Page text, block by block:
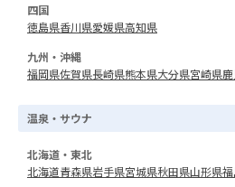
四国
徳島県香川県愛媛県高知県
九州・沖縄
福岡県佐賀県長崎県熊本県大分県宮崎県
温泉・サウナ
北海道・東北
北海道青森県岩手県宮城県秋田県山形県